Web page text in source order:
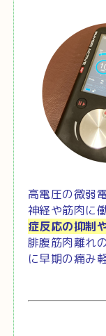
高電圧の微弱
神経や筋肉に
症反応の抑制
腓腹筋肉離れ
に早期の痛み